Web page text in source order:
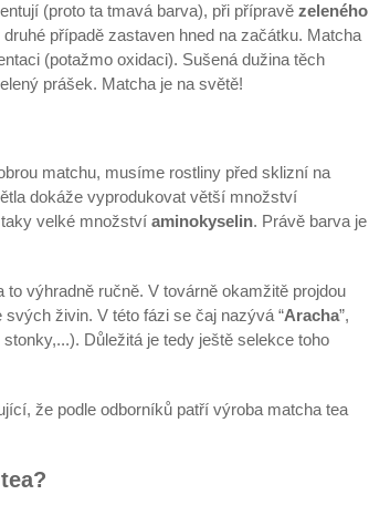
(proto ta tmavá barva), při přípravě zeleného
případě zastaven hned na začátku. Matcha
(potažmo oxidaci). Sušená dužina těch
prášek. Matcha je na světě!
matchu, musíme rostliny před sklizní na
dokáže vyprodukovat větší množství
velké množství aminokyselin. Právě barva je
výhradně ručně. V továrně okamžitě projdou
živin. V této fázi se čaj nazývá “Aracha”,
Důležitá je tedy ještě selekce toho
že podle odborníků patří výroba matcha tea